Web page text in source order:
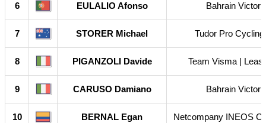
6 EULALIO Afonso Bahrain
7 STORER Michael Tudor Pro Cycling
8 PIGANZOLI Davide Team Visma |
9 CARUSO Damiano Bahrain
10 BERNAL Egan Netcompany INEOS